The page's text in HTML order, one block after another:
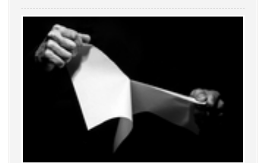
критериев публичной и непубличной деятельности акционерных
компаний